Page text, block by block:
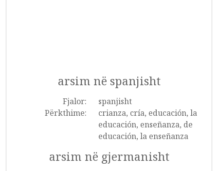
arsim në spanjisht
Fjalor:
spanjisht
Përkthime:
crianza, cría, educación, la
educación, enseñanza, de
educación, la enseñanza
arsim në gjermanisht